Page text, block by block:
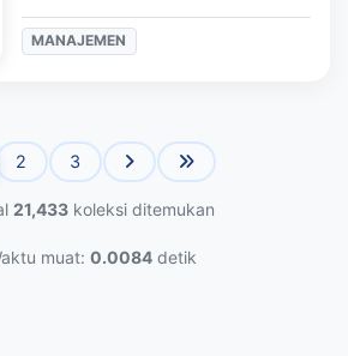
MANAJEMEN
2 3
21,433 koleksi ditemukan
muat: 0.0084detik